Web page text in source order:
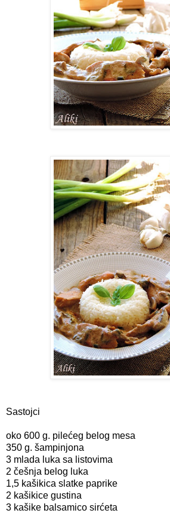
Sastojci
oko 600 g. pilećeg belog mesa
350 g. šampinjona
3 mlada luka sa listovima
2 češnja belog luka
1,5 kašikica slatke paprike
2 kašikice gustina
3 kašike balsamico sirćeta